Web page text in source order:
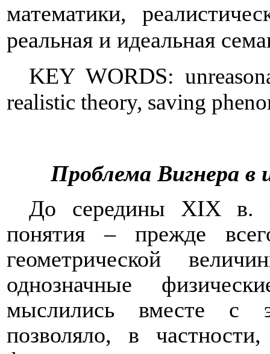
математики,
реальная и идеальная
KEY WORDS:
realistic theory, saving
Проблема Вигнера в
До середины XIX в.
понятия – прежде
геометрической
однозначные
мыслились вместе с
позволяло, в